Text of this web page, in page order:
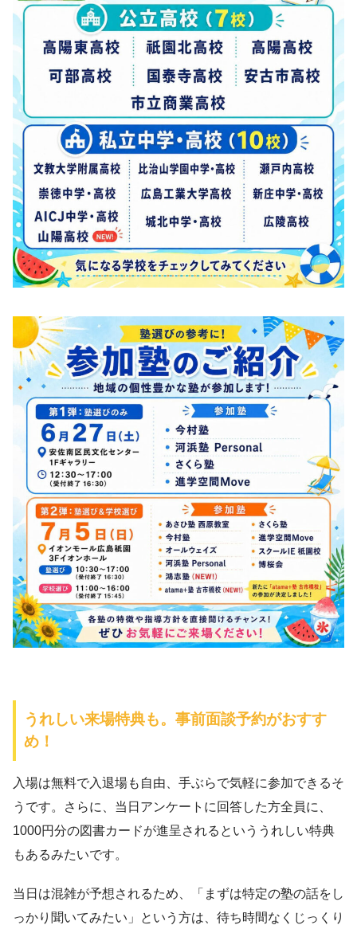
うれしい来場特典も。事前面談予約がおすす
め！
入場は無料で入退場も自由、手ぶらで気軽に参加できるそ
うです。さらに、当日アンケートに回答した方全員に、
1000円分の図書カードが進呈されるといううれしい特典
もあるみたいです。
当日は混雑が予想されるため、「まずは特定の塾の話をし
っかり聞いてみたい」という方は、待ち時間なくじっくり